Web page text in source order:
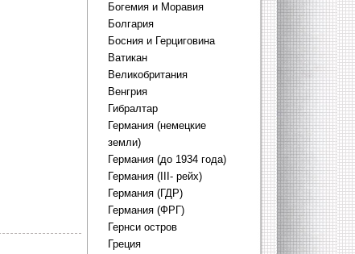
Богемия и Моравия
Болгария
Босния и Герциговина
Ватикан
Великобритания
Венгрия
Гибралтар
Германия (немецкие
земли)
Германия (до 1934 года)
Германия (III- рейх)
Германия (ГДР)
Германия (ФРГ)
Гернси остров
Греция